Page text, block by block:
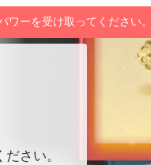
ーを受け取ってください。
さい。